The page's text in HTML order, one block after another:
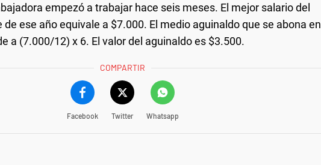
empezó a trabajar hace seis meses. El mejor salario del
ese año equivale a $7.000. El medio aguinaldo que se abona en
a (7.000/12) x 6. El valor del aguinaldo es $3.500.
COMPARTIR
Facebook Twitter Whatsapp